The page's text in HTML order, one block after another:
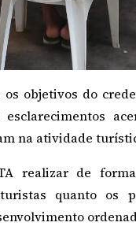
objetivos do
esclarecimentos
na atividade
realizar de
quanto